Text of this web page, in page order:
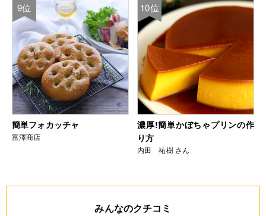
9位
簡単フォカッチャ
富澤商店
10位
濃厚!簡単かぼちゃプリンの作
り方
内田 祐樹 さん
みんなのクチコミ